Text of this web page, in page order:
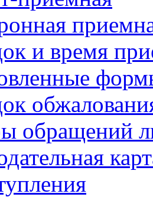
и время
обращений